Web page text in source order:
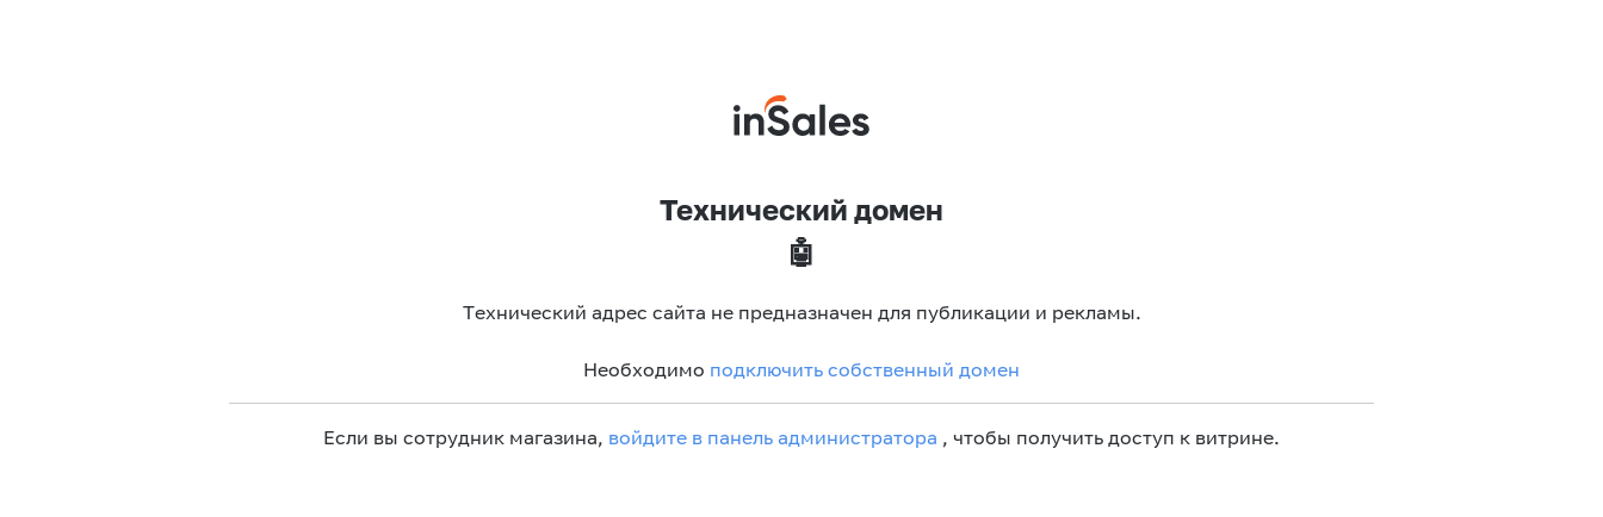
Технический домен
🤖
Технический адрес сайта не предназначен для публикации и рекламы.
Необходимо подключить собственный домен
Если вы сотрудник магазина, войдите в панель администратора , чтобы получить доступ к витрине.